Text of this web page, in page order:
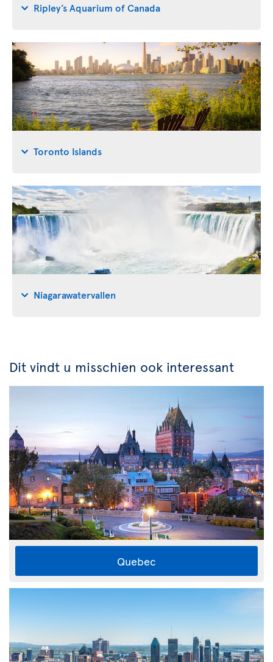
Ripley’s Aquarium of Canada
Toronto Islands
Niagarawatervallen
Dit vindt u misschien ook interessant
Quebec